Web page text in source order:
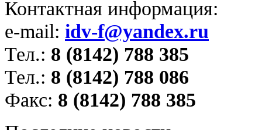
Контактная информация:
e-mail: idv-f@yandex.ru
Тел.: 8 (8142) 788 385
Тел.: 8 (8142) 788 086
Факс: 8 (8142) 788 385